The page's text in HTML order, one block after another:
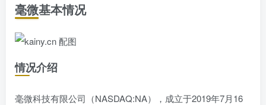
毫微基本情况
情况介绍
毫微科技有限公司（NASDAQ:NA），成立于2019年7月16